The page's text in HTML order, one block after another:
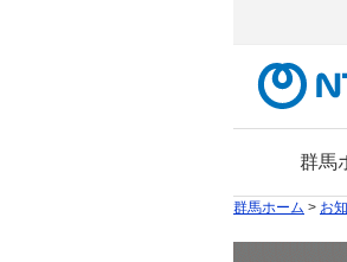
群馬
群馬ホーム > お